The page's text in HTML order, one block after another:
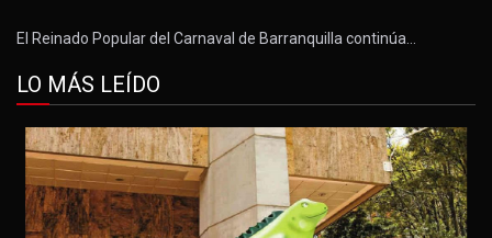
El Reinado Popular del Carnaval de Barranquilla continúa…
LO MÁS LEÍDO